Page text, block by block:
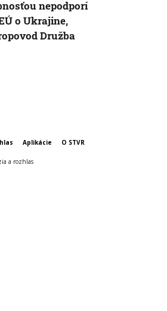
nepodporí
o Ukrajine,
Družba
Aplikácie O STVR
a rozhlas